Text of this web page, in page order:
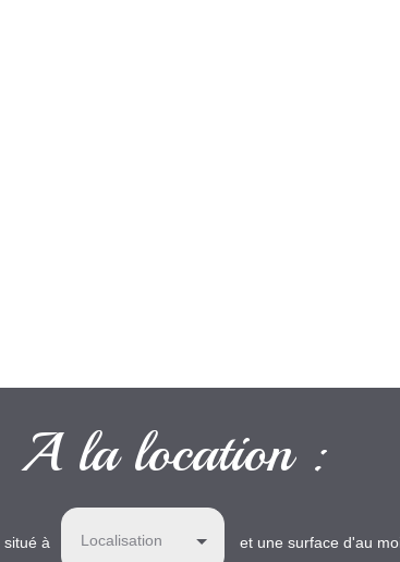
A la location :
situé à Localisation et une surface d'au